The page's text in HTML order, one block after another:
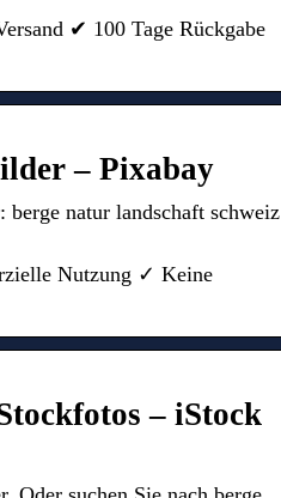
✔ 100 Tage Rückgabe
– Pixabay
natur landschaft schweiz
Nutzung ✓ Keine
– iStock